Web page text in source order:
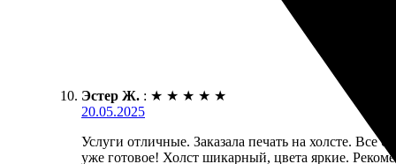
Эстер Ж. : ★ ★ ★ ★ ★
20.05.2025
Услуги отличные. Заказала печать на холсте. Все
уже готовое! Холст шикарный, цвета яркие.